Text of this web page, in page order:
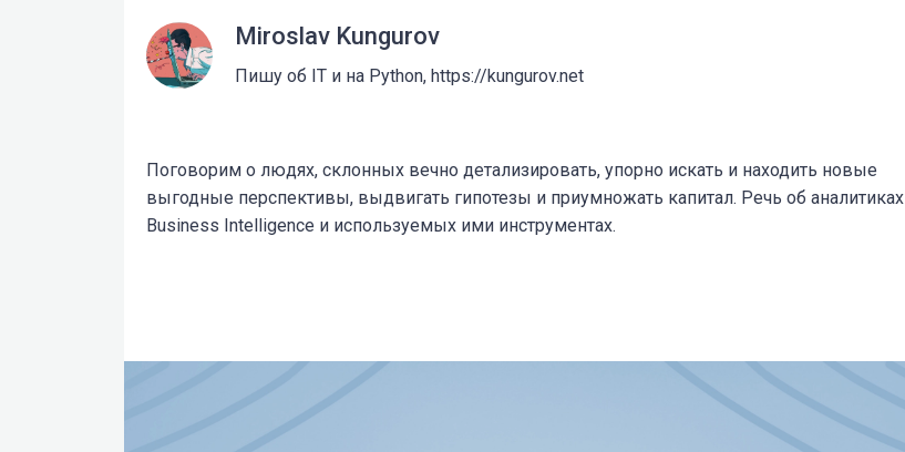
Miroslav Kungurov
Пишу об IT и на Python, https://kungurov.net
Поговорим о людях, склонных вечно детализировать, упорно искать и находить новые
выгодные перспективы, выдвигать гипотезы и приумножать капитал. Речь об аналитиках
Business Intelligence и используемых ими инструментах.